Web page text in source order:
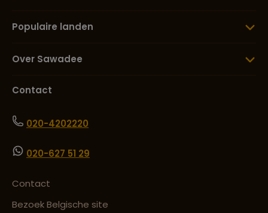
Populaire landen
Over Sawadee
Contact
020-4202220
020-627 51 29
Contact
Bezoek Belgische site